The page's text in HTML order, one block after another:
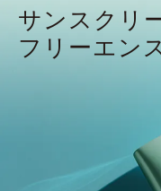
サンスクリ
フリーエン